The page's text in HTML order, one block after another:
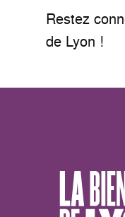
Restez
de Lyon !